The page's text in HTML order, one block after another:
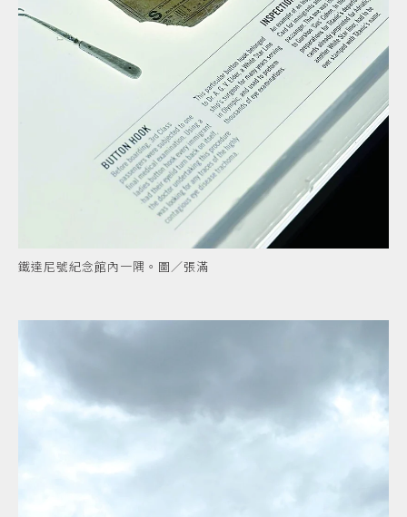
鐵達尼號紀念館內一隅。圖／張滿